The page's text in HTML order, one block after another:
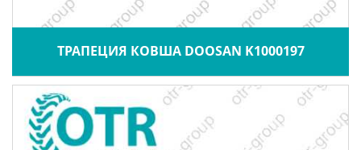
ТРАПЕЦИЯ КОВША DOOSAN K1000197